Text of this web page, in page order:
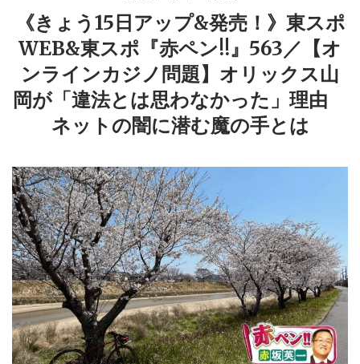
《きょう15日アップ&発売！》東スポ
WEB&東スポ『赤ペン!!』563／【オ
ンラインカジノ問題】オリックス山
岡が「違法とは思わなかった」理由
ネットの闇に潜む魔の手とは